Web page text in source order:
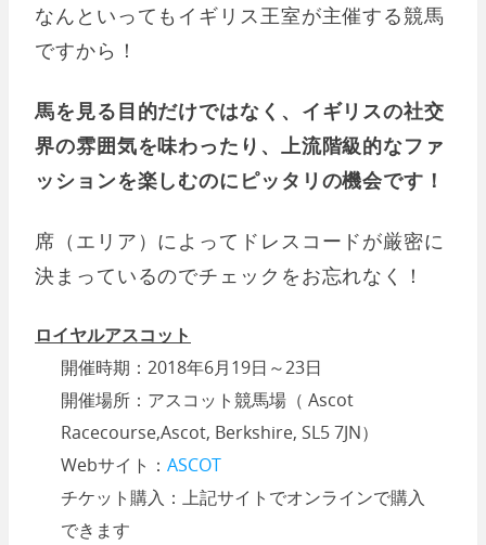
なんといってもイギリス王室が主催する競馬
ですから！
馬を見る目的だけではなく、イギリスの社交
界の雰囲気を味わったり、上流階級的なファ
ッションを楽しむのにピッタリの機会です！
席（エリア）によってドレスコードが厳密に
決まっているのでチェックをお忘れなく！
ロイヤルアスコット
開催時期：2018年6月19日～23日
開催場所：アスコット競馬場（ Ascot
Racecourse,Ascot, Berkshire, SL5 7JN）
Webサイト： ASCOT
チケット購入：上記サイトでオンラインで購入
できます